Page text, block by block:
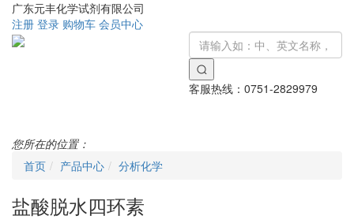
广东元丰化学试剂有限公司
注册 登录 购物车 会员中心
客服热线： 0751-2829979
您所在的位置：
首页
产品中心 分析化学
盐酸脱水四环素